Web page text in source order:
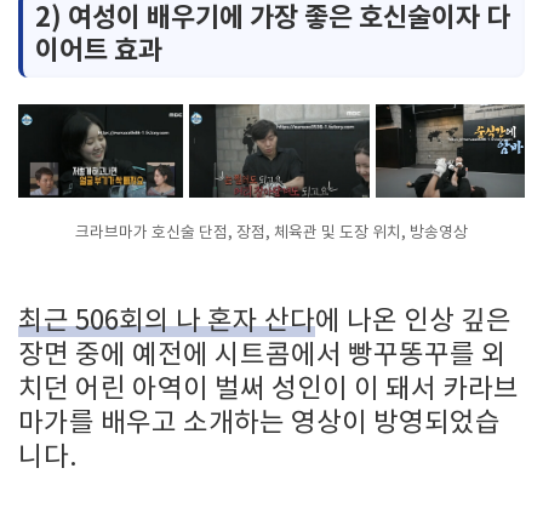
2) 여성이 배우기에 가장 좋은 호신술이자 다
이어트 효과
크라브마가 호신술 단점, 장점, 체육관 및 도장 위치, 방송영상
최근 506회의 나 혼자 산다에 나온 인상 깊은
장면 중에 예전에 시트콤에서 빵꾸똥꾸를 외
치던 어린 아역이 벌써 성인이 이 돼서 카라브
마가를 배우고 소개하는 영상이 방영되었습
니다.